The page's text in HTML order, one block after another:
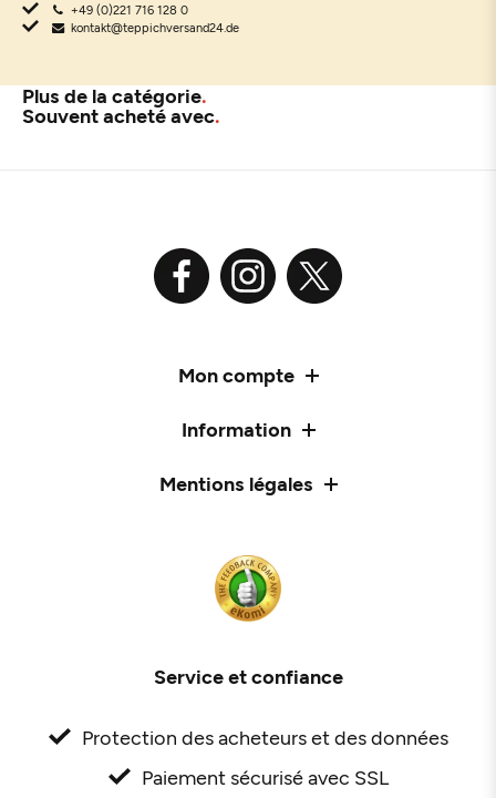
+49 (0)221 716 128 0
kontakt@teppichversand24.de
Plus de la catégorie
Souvent acheté avec
Mon compte
Information
Mentions légales
Service et confiance
Protection des acheteurs et des données
Paiement sécurisé avec SSL